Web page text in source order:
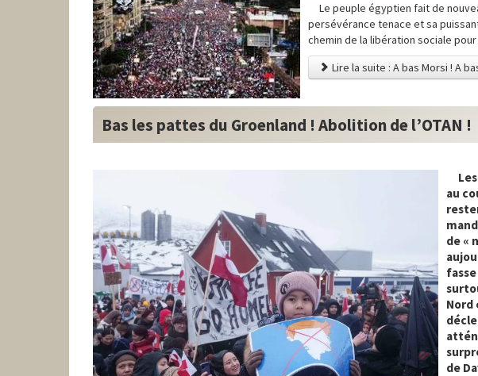
Le peuple égyptien fait de
persévérance tenace et sa
chemin de la libération sociale
Lire la suite : A bas Morsi ! A
Bas les pattes du Groenland ! Abolition de l’OTAN !
au
de «
Nord
de